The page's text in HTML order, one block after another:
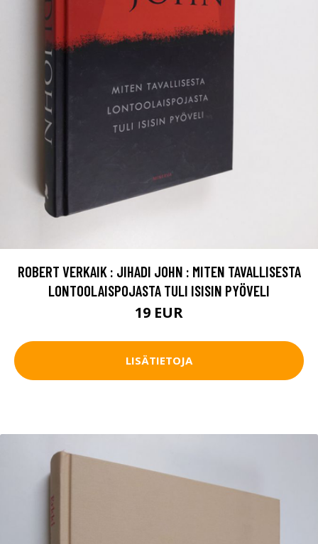
ROBERT VERKAIK : JIHADI JOHN : MITEN TAVALLISESTA
LONTOOLAISPOJASTA TULI ISISIN PYÖVELI
19 EUR
LISÄTIETOJA